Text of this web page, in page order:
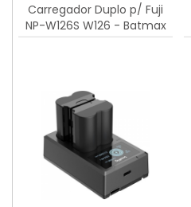
Carregador Duplo p/ Fuji
NP-W126S W126 - Batmax